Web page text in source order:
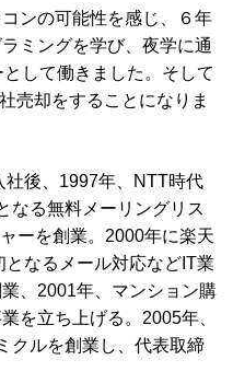
ンの可能性を感じ、６年
ミングを学び、夜学に通
して働きました。そして
売却をすることになりま
後、1997年、NTT時代
なる無料メーリングリス
ーを創業。2000年に楽天
なるメール対応などIT業
、2001年、マンション購
を立ち上げる。2005年、
クルを創業し、代表取締